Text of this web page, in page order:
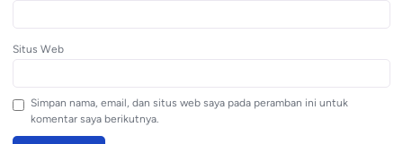
Situs Web
Simpan nama, email, dan situs web saya pada peramban ini untuk
komentar saya berikutnya.